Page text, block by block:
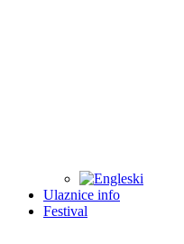
Ulaznice info
Festival